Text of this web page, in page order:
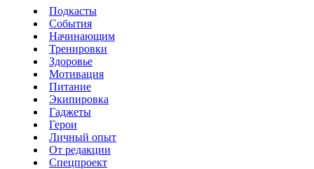
Подкасты
События
Начинающим
Тренировки
Здоровье
Мотивация
Питание
Экипировка
Гаджеты
Герои
Личный опыт
От редакции
Спецпроект